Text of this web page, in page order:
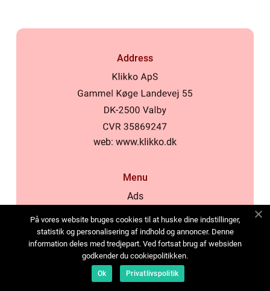
Address
web: www.klikko.dk
Menu
Ads
Cookies
Contact
Sitemap
På vores website bruges cookies til at huske dine indstillinger,
statistik og personalisering af indhold og annoncer. Denne
information deles med tredjepart. Ved fortsat brug af websiden
godkender du cookiepolitikken.
Ok Privatlivspolitik